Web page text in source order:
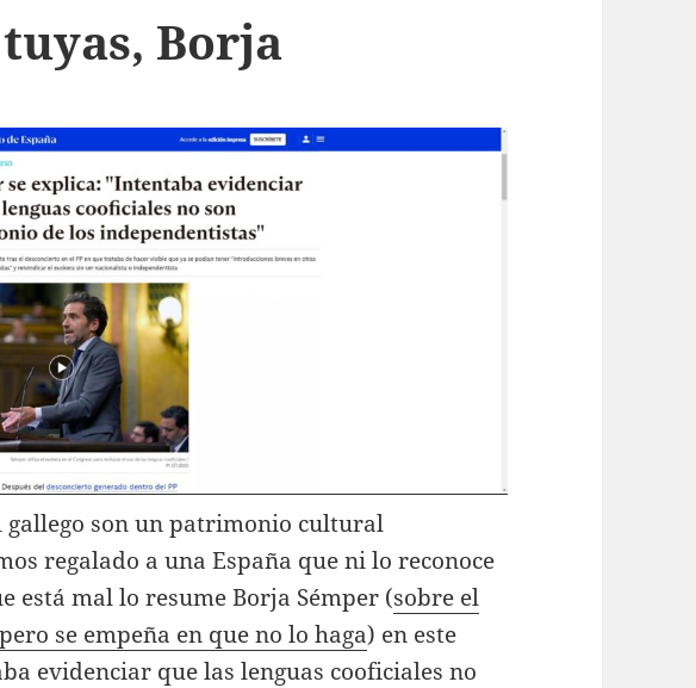
Borja
gallego son un patrimonio cultural
regalado a una España que ni lo reconoce
está mal lo resume Borja Sémper (sobre el
se empeña en que no lo haga) en este
evidenciar que las lenguas cooficiales no